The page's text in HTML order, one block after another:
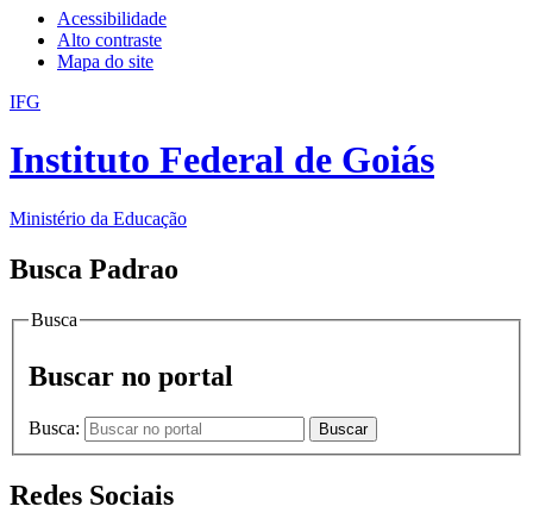
Acessibilidade
Alto contraste
Mapa do site
IFG
Instituto Federal de Goiás
Ministério da Educação
Busca Padrao
Busca
Buscar no portal
Busca: Buscar
Redes Sociais